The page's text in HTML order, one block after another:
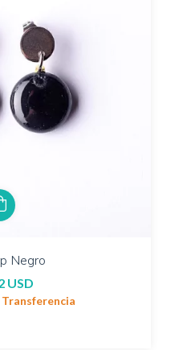
Negro
USD
Transferencia